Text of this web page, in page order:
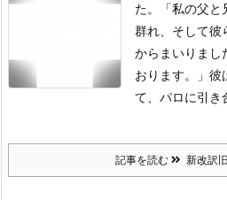
た。「私の父と
群れ、そして彼
からまいりまし
おります。」 彼
て、パロに引き
記事を読む 新改訳